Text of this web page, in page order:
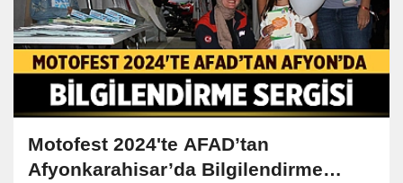
Motofest 2024'te AFAD’tan
Afyonkarahisar’da Bilgilendirme